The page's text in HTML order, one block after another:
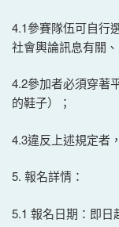
4.1參賽隊伍可自行
社會輿論訊息有關
4.2參加者必須穿著
的鞋子）；
4.3違反上述規定者
5. 報名詳情：
5.1 報名日期：即日